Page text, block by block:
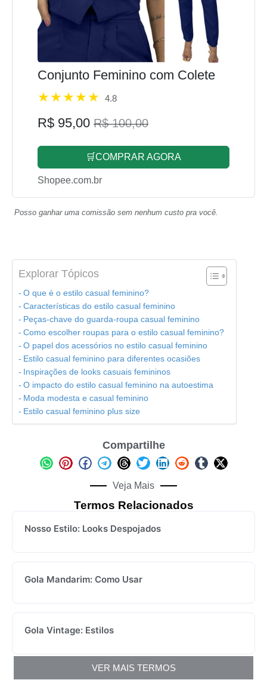
Conjunto Feminino com Colete
4.8
R$ 95,00 R$ 100,00
🛒COMPRAR AGORA
Shopee.com.br
Posso ganhar uma comissão sem nenhum custo pra você.
Explorar Tópicos
O que é o estilo casual feminino?
Características do estilo casual feminino
Peças-chave do guarda-roupa casual feminino
Como escolher roupas para o estilo casual feminino?
O papel dos acessórios no estilo casual feminino
Estilo casual feminino para diferentes ocasiões
Inspirações de looks casuais femininos
O impacto do estilo casual feminino na autoestima
Moda modesta e casual feminino
Estilo casual feminino plus size
Compartilhe
Veja Mais
Termos Relacionados
Nosso Estilo: Looks Despojados
Gola Mandarim: Como Usar
Gola Vintage: Estilos
VER MAIS TERMOS